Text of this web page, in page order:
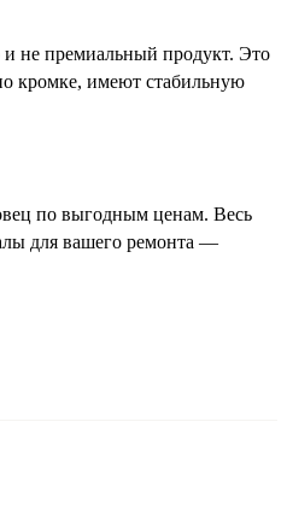
не премиальный продукт. Это
кромке, имеют стабильную
по выгодным ценам. Весь
для вашего ремонта —